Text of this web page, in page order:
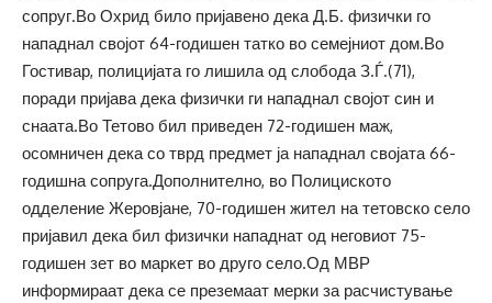
сопруг.Во Охрид било пријавено дека Д.Б. физички го
нападнал својот 64-годишен татко во семејниот дом.Во
Гостивар, полицијата го лишила од слобода З.Ѓ.(71),
поради пријава дека физички ги нападнал својот син и
снаата.Во Тетово бил приведен 72-годишен маж,
осомничен дека со тврд предмет ја нападнал својата 66-
годишна сопруга.Дополнително, во Полициското
одделение Жеровјане, 70-годишен жител на тетовско село
пријавил дека бил физички нападнат од неговиот 75-
годишен зет во маркет во друго село.Од МВР
информираат дека се преземаат мерки за расчистување